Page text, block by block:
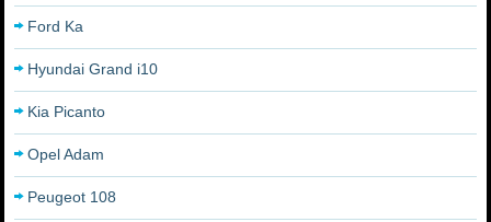
Ford Ka
Hyundai Grand i10
Kia Picanto
Opel Adam
Peugeot 108